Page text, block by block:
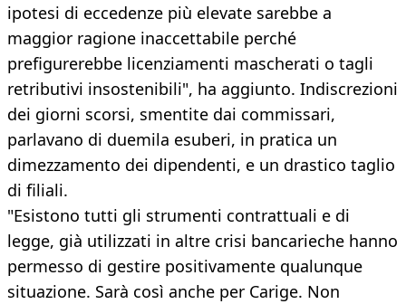
ipotesi di eccedenze più elevate sarebbe a
maggior ragione inaccettabile perché
prefigurerebbe licenziamenti mascherati o tagli
retributivi insostenibili", ha aggiunto. Indiscrezioni
dei giorni scorsi, smentite dai commissari,
parlavano di duemila esuberi, in pratica un
dimezzamento dei dipendenti, e un drastico taglio
di filiali.
"Esistono tutti gli strumenti contrattuali e di
legge, già utilizzati in altre crisi bancarieche hanno
permesso di gestire positivamente qualunque
situazione. Sarà così anche per Carige. Non